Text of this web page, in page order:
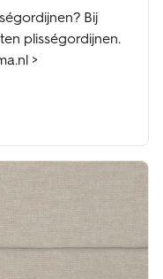
Bij
plisségordijnen.
>